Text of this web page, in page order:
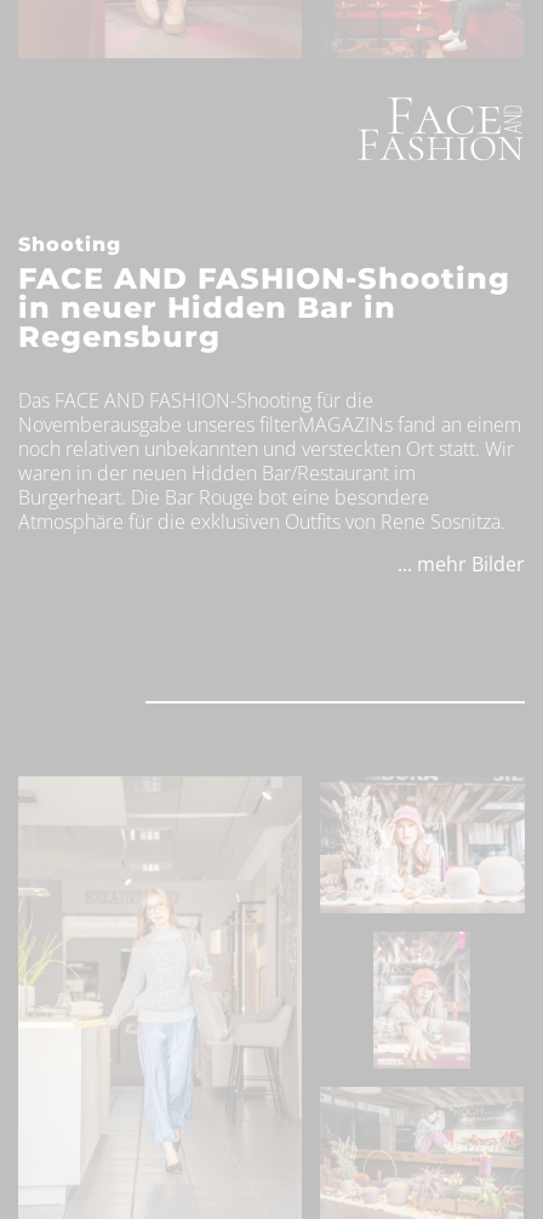
Shooting
FACE AND FASHION-Shooting
in neuer Hidden Bar in
Regensburg
Das FACE AND FASHION-Shooting für die
Novemberausgabe unseres filterMAGAZINs fand an einem
noch relativen unbekannten und versteckten Ort statt. Wir
waren in der neuen Hidden Bar/Restaurant im
Burgerheart. Die Bar Rouge bot eine besondere
Atmosphäre für die exklusiven Outfits von Rene Sosnitza.
... mehr Bilder